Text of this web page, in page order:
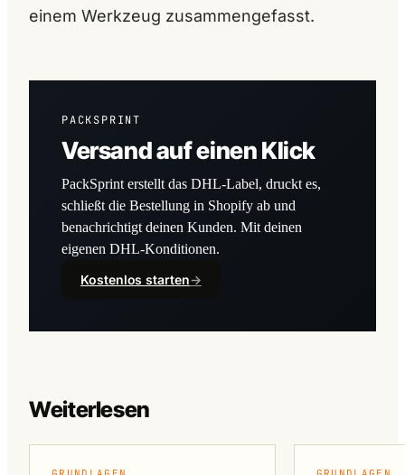
einem Werkzeug zusammengefasst.
PACKSPRINT
Versand auf einen Klick
PackSprint erstellt das DHL-Label, druckt es,
schließt die Bestellung in Shopify ab und
benachrichtigt deinen Kunden. Mit deinen
eigenen DHL-Konditionen.
Kostenlos starten→
Weiterlesen